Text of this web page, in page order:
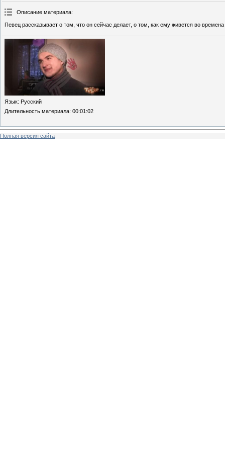
Описание материала:
Певец рассказывает о том, что он сейчас делает, о том, как ему живется во времена
Язык: Русский
Длительность материала: 00:01:02
Полная версия сайта